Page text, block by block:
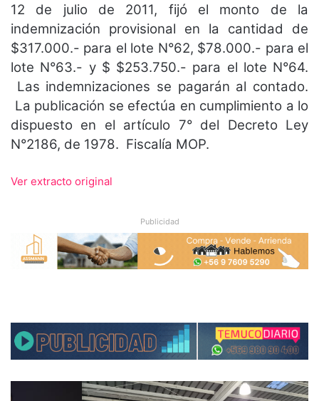
12 de julio de 2011, fijó el monto de la
indemnización provisional en la cantidad de
$317.000.- para el lote N°62, $78.000.- para el
lote N°63.- y $ $253.750.- para el lote N°64.
Las indemnizaciones se pagarán al contado.
La publicación se efectúa en cumplimiento a lo
dispuesto en el artículo 7° del Decreto Ley
N°2186, de 1978. Fiscalía MOP.
Ver extracto original
Publicidad